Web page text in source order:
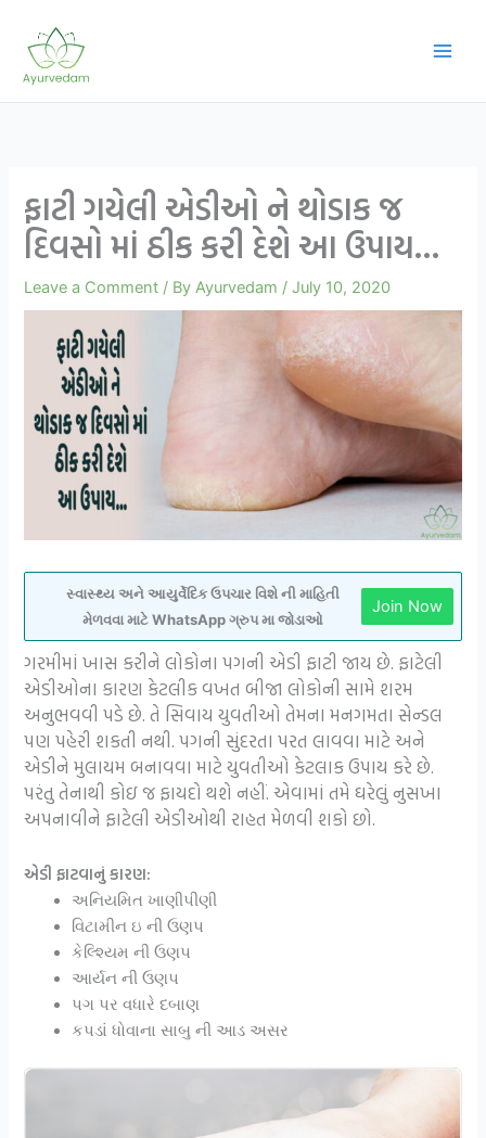
content
ફાટી ગયેલી એડીઓ ને થોડાક જ
દિવસો માં ઠીક કરી દેશે આ ઉપાય…
Leave a Comment / ByAyurvedam /July 10, 2020
સ્વાસ્થ્ય અને આયુર્વેદિક ઉપચાર વિશે ની માહિતી
મેળવવા માટે WhatsApp ગ્રુપ મા જોડાઓ
Join Now
ગરમીમાં ખાસ કરીને લોકોના પગની એડી ફાટી જાય છે. ફાટેલી
એડીઓના કારણ કેટલીક વખત બીજા લોકોની સામે શરમ
અનુભવવી પડે છે. તે સિવાય યુવતીઓ તેમના મનગમતા સેન્ડલ
પણ પહેરી શકતી નથી. પગની સુંદરતા પરત લાવવા માટે અને
એડીને મુલાયમ બનાવવા માટે યુવતીઓ કેટલાક ઉપાય કરે છે.
પરંતુ તેનાથી કોઇ જ ફાયદો થશે નહીં. એવામાં તમે ઘરેલું નુસખા
અપનાવીને ફાટેલી એડીઓથી રાહત મેળવી શકો છો.
એડી ફાટવાનું કારણ:
અનિયમિત ખાણીપીણી
વિટામીન ઇ ની ઉણપ
કેલ્શ્યિમ ની ઉણપ
આર્યન ની ઉણપ
પગ પર વધારે દબાણ
કપડાં ધોવાના સાબુ ની આડ અસર